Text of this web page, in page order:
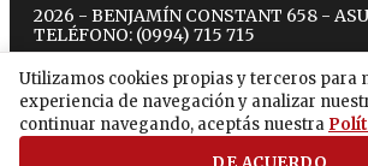
Utilizamos cookies propias y terceros para
experiencia de navegación y analizar
continuar navegando, aceptás nuestra
2026 - BENJAMÍN CONSTANT 658 -
TELÉFONO: (0994) 715 715
twitterinstagram
facebook
tiktok